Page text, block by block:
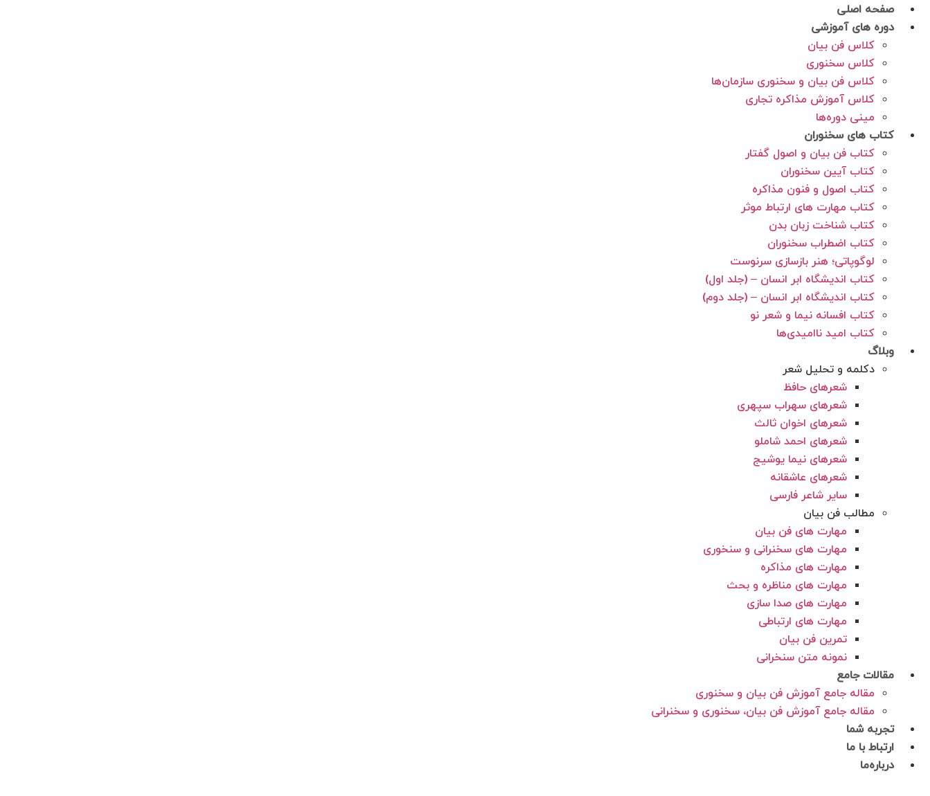
پرش
صفحه اصلی
دوره های آموزشی
کلاس فن بیان
کلاس سخنوری
کلاس فن بیان و سخنوری سازمان‌ها
کلاس آموزش مذاکره تجاری
مینی دوره‌ها
کتاب های سخنوران
کتاب فن بیان و اصول گفتار
کتاب آیین سخنوران
کتاب اصول و فنون مذاکره
کتاب مهارت های ارتباط موثر
کتاب شناخت زبان بدن
کتاب اضطراب سخنوران
لوگوپاتی؛ هنر بازسازی سرنوست
کتاب اندیشگاه ابر انسان – (جلد اول)
کتاب اندیشگاه ابر انسان – (جلد دوم)
کتاب افسانه نیما و شعر نو
کتاب امید ناامیدی‌‌‌‌ها
وبلاگ
دکلمه و تحلیل شعر
شعرهای حافظ
شعرهای سهراب سپهری
شعرهای اخوان ثالث
شعرهای احمد شاملو
شعرهای نیما یوشیج
شعرهای عاشقانه
سایر شاعر فارسی
مطالب فن بیان
مهارت های فن بیان
مهارت های سخنرانی و سنخوری
مهارت های مذاکره
مهارت های مناظره و بحث
مهارت های صدا سازی
مهارت های ارتباطی
تمرین فن بیان
نمونه متن سنخرانی
مقالات جامع
مقاله جامع آموزش فن بیان و سخنوری
مقاله جامع آموزش فن بیان، سخنوری و سخنرانی
تجربه شما
ارتباط با ما
درباره‌ما